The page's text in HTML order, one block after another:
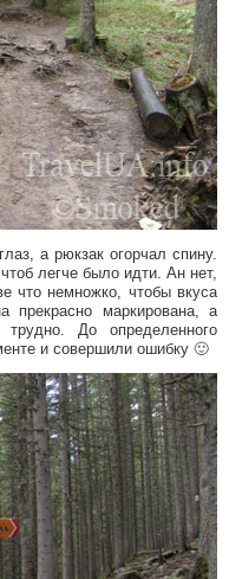
а рюкзак огорчал спину.
легче было идти. Ан нет,
что немножко, чтобы вкуса
маркирована, а
До определенного
и совершили ошибку 🙂